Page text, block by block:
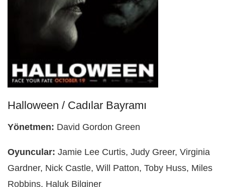
Halloween / Cadılar Bayramı
Yönetmen: David Gordon Green
Oyuncular: Jamie Lee Curtis, Judy Greer, Virginia
Gardner, Nick Castle, Will Patton, Toby Huss, Miles
Robbins, Haluk Bilginer